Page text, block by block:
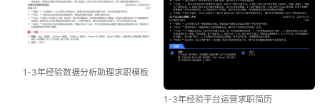
1-3年经验数据分析助理求职模板
1-3年经验平台运营求职简历